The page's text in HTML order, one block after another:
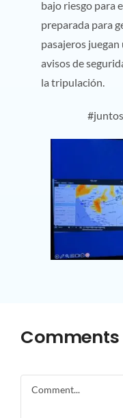
bajo riesgo para
preparada para
pasajeros
avisos de
la tripulación.
Comments